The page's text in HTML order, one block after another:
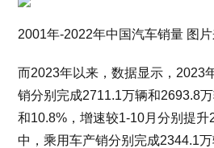
2001年-2022年中国汽车销量 图
而2023年以来，数据显示，2023
销分别完成2711.1万辆和2693.8
和10.8%，增速较1-10月分别提
中，乘用车产销分别完成2344.1